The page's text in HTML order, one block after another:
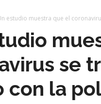
estudio muestra que el
se
con la